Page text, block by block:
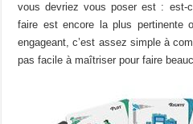
vous devriez vous poser est : est-
faire est encore la plus pertinente
engageant, c’est assez simple à
pas facile à maîtriser pour faire